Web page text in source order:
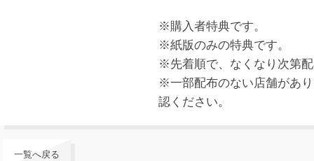
※購入者特典です。
※紙版のみの特典です。
※先着順で、なくなり次第
※一部配布のない店舗があ
認ください。
一覧へ戻る